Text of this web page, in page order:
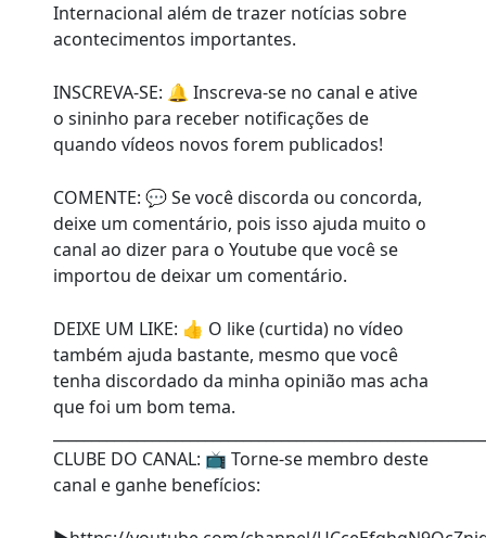
Internacional além de trazer notícias sobre
acontecimentos importantes.
INSCREVA-SE: 🔔 Inscreva-se no canal e ative
o sininho para receber notificações de
quando vídeos novos forem publicados!
COMENTE: 💬 Se você discorda ou concorda,
deixe um comentário, pois isso ajuda muito o
canal ao dizer para o Youtube que você se
importou de deixar um comentário.
DEIXE UM LIKE: 👍 O like (curtida) no vídeo
também ajuda bastante, mesmo que você
tenha discordado da minha opinião mas acha
que foi um bom tema.
CLUBE DO CANAL: 📺 Torne-se membro deste
canal e ganhe benefícios: